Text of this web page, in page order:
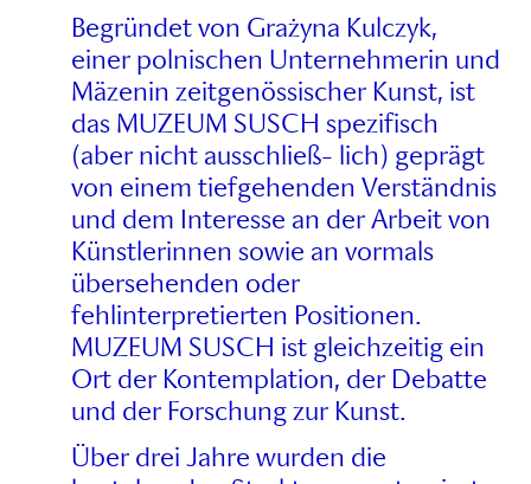
Begründet von Grażyna Kulczyk,
einer polnischen Unternehmerin und
Mäzenin zeitgenössischer Kunst, ist
das MUZEUM SUSCH spezifisch
(aber nicht ausschließ- lich) geprägt
von einem tiefgehenden Verständnis
und dem Interesse an der Arbeit von
Künstlerinnen sowie an vormals
übersehenden oder
fehlinterpretierten Positionen.
MUZEUM SUSCH ist gleichzeitig ein
Ort der Kontemplation, der Debatte
und der Forschung zur Kunst.
Über drei Jahre wurden die